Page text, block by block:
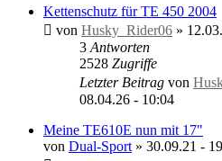
Kettenschutz für TE 450 2004
von Husky_Rider06 »
3 Antworten
2528 Zugriffe
Letzter Beitrag von
08.04.26 - 10:04
Meine TE610E nun mit 17"
von Dual-Sport » 30.09.21 -